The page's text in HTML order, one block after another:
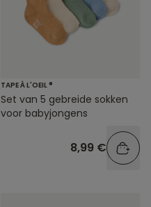
TAPE À L'OEIL ®
Set van 5 gebreide sokken
voor babyjongens
8,99 €